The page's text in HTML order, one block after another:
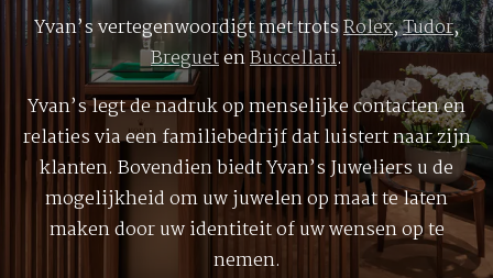
Yvan’s vertegenwoordigt met trotsRolex,Tudor,
BreguetenBuccellati.
Yvan’s legt de nadruk op menselijke contacten en
relaties via een familiebedrijf dat luistert naar zijn
klanten. Bovendien biedt Yvan’s Juweliers u de
mogelijkheid om uw juwelen op maat te laten
maken door uw identiteit of uw wensen op te
nemen.